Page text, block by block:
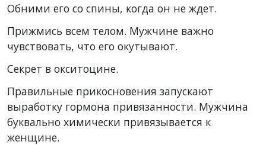
Обними его со спины, когда он не ждет.
Прижмись всем телом. Мужчине важно
чувствовать, что его окутывают.
Секрет в окситоцине.
Правильные прикосновения запускают
выработку гормона привязанности. Мужчина
буквально химически привязывается к
женщине.